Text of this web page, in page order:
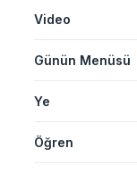
Video
Günün Menüsü
Ye
Öğren